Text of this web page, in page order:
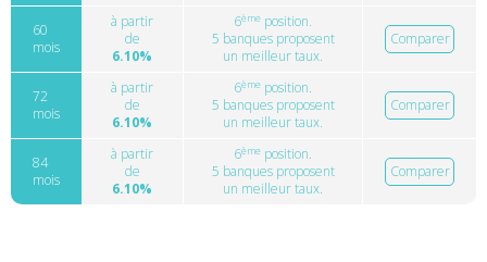
60
mois
à partir
de
6.10%
6ème position.
5 banques proposent
un meilleur taux.
Comparer
72
mois
à partir
de
6.10%
6ème position.
5 banques proposent
un meilleur taux.
Comparer
84
mois
à partir
de
6.10%
6ème position.
5 banques proposent
un meilleur taux.
Comparer